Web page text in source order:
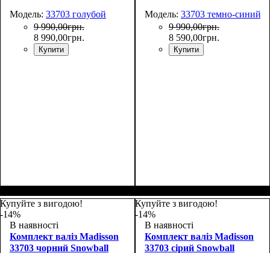
Модель: 33703 голубой
9 990,00грн.
8 990,00грн.
Купити
Модель: 33703 темно-синий
9 990,00грн.
8 590,00грн.
Купити
Купуйте з вигодою!
-14%
В наявності
Комплект валіз Madisson
33703 чорний Snowball
Купуйте з вигодою!
-14%
В наявності
Комплект валіз Madisson
33703 сірий Snowball